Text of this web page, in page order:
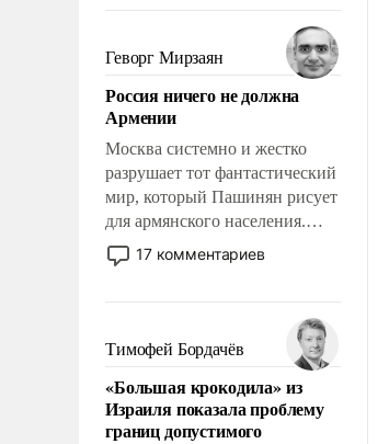
Сложившаяся ситуация
означает многолетний период
уязвимости США, например,
перед Китаем.
Геворг Мирзаян
Россия ничего не должна
Армении
Москва системно и жестко
разрушает тот фантастический
мир, который Пашинян рисует
для армянского населения.
Мир, где политические
прожекты будут безусловно
налогоплательщиков и где
Еревану за свои поступки не
нужно отвечать.
17 комментариев
Тимофей Бордачёв
«Большая крокодила» из
Израиля показала проблему
границ допустимого